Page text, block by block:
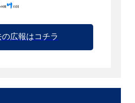
の広報はコチラ